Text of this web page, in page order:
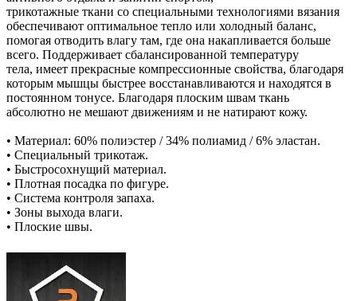
трикотажные ткани со специальными технологиями вязания
обеспечивают оптимальное тепло или холодный баланс,
помогая отводить влагу там, где она накапливается больше
всего. Поддерживает сбалансированной температуру
тела, имеет прекрасные компрессионные свойства, благодаря
которым мышцы быстрее восстанавливаются и находятся в
постоянном тонусе. Благодаря плоским швам ткань
абсолютно не мешают движениям и не натирают кожу.
• Материал: 60% полиэстер / 34% полиамид / 6% эластан.
• Специальный трикотаж.
• Быстросохнущий материал.
• Плотная посадка по фигуре.
• Система контроля запаха.
• Зоны выхода влаги.
• Плоские швы.